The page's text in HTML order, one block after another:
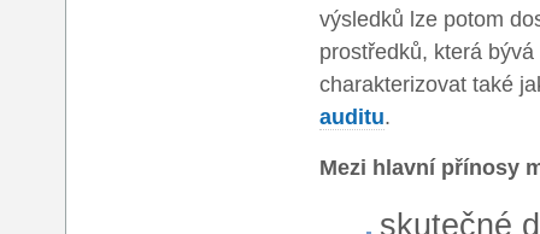
výsledků lze potom
prostředků, která
charakterizovat také
auditu.
Mezi hlavní přínosy
skutečné